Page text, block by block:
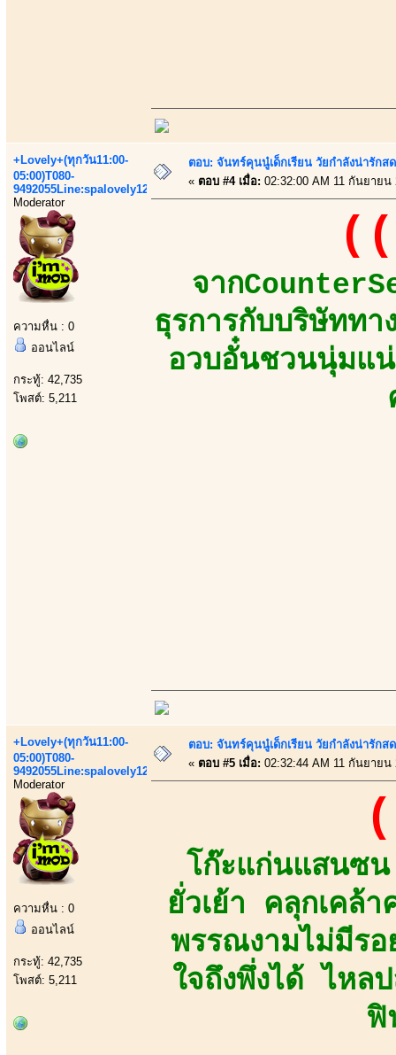
+Lovely+(ทุกวัน11:00-
05:00)T080-
9492055Line:spalovely123
Moderator
ความหื่น : 0
ออนไลน์
กระทู้: 42,735
โพสต์: 5,211
ตอบ: จันทร์คุนนู๋เด็กเรียน วัยกำลังน่ารัก
« ตอบ #4 เมื่อ: 02:32:00 AM 11 กันยายน
((
จาก
ธุรการกับบริษัทท
อวบอั๋นชวนนุ่มแ
+Lovely+(ทุกวัน11:00-
05:00)T080-
9492055Line:spalovely123
Moderator
ความหื่น : 0
ออนไลน์
กระทู้: 42,735
โพสต์: 5,211
ตอบ: จันทร์คุนนู๋เด็กเรียน วัยกำลังน่ารัก
« ตอบ #5 เมื่อ: 02:32:44 AM 11 กันยายน
โก๊ะแก่นแสนซ
ยั่วเย้า คลุกเคล้
พรรณงามไม่มีร
ใจถึงพึ่งได้ ไหล
ฟิ